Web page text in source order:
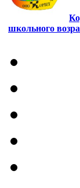
школьного